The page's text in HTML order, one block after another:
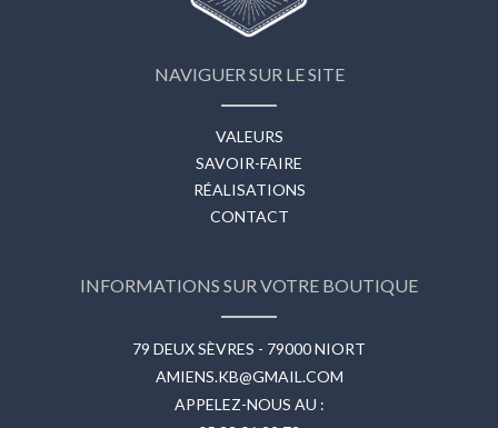
NAVIGUER SUR LE SITE
VALEURS
SAVOIR-FAIRE
RÉALISATIONS
CONTACT
INFORMATIONS SUR VOTRE BOUTIQUE
79 DEUX SÈVRES - 79000 NIORT
AMIENS.KB@GMAIL.COM
APPELEZ-NOUS AU :